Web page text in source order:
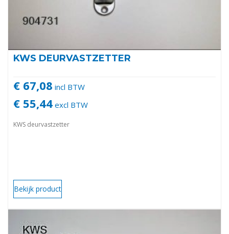
KWS DEURVASTZETTER
€ 67,08 incl BTW
€ 55,44 excl BTW
KWS deurvastzetter
Bekijk product